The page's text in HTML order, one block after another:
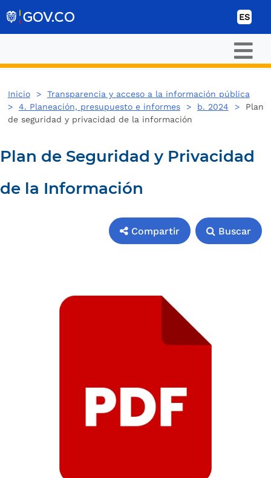
ES
Inicio> Transparencia y acceso a la información pública
> 4. Planeación, presupuesto e informes> b. 2024 > Plan
de seguridad y privacidad de la información
Plan de Seguridad y Privacidad
de la Información
Compartir Buscar